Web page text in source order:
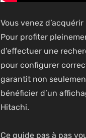
Vous venez
Pour profiter
d’effectuer une
pour configurer
garantit non
bénéficier d’un
Hitachi.
Ce guide pas à pas